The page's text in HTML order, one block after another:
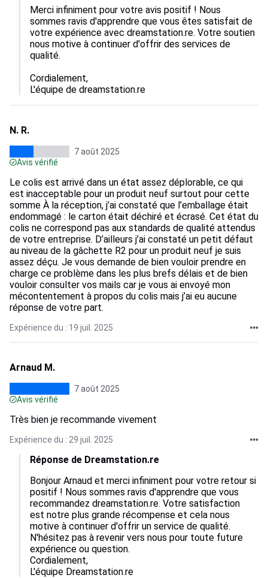
Merci infiniment pour votre avis positif ! Nous
sommes ravis d'apprendre que vous êtes satisfait de
votre expérience avec dreamstation.re. Votre soutien
nous motive à continuer d'offrir des services de
qualité.
Cordialement,
L'équipe de dreamstation.re
N. R.
7 août 2025
Avis vérifié
Le colis est arrivé dans un état assez déplorable, ce qui
est inacceptable pour un produit neuf surtout pour cette
somme À la réception, j’ai constaté que l’emballage était
endommagé : le carton était déchiré et écrasé. Cet état du
colis ne correspond pas aux standards de qualité attendus
de votre entreprise. D’ailleurs j’ai constaté un petit défaut
au niveau de la gâchette R2 pour un produit neuf je suis
assez déçu. Je vous demande de bien vouloir prendre en
charge ce problème dans les plus brefs délais et de bien
vouloir consulter vos mails car je vous ai envoyé mon
mécontentement à propos du colis mais j’ai eu aucune
réponse de votre part.
Expérience du : 19 juil. 2025
Arnaud M.
7 août 2025
Avis vérifié
Très bien je recommande vivement
Expérience du : 29 juil. 2025
Réponse de Dreamstation.re
Bonjour Arnaud et merci infiniment pour votre retour si
positif ! Nous sommes ravis d'apprendre que vous
recommandez dreamstation.re. Votre satisfaction
est notre plus grande récompense et cela nous
motive à continuer d'offrir un service de qualité.
N'hésitez pas à revenir vers nous pour toute future
expérience ou question.
Cordialement,
L'équipe Dreamstation.re